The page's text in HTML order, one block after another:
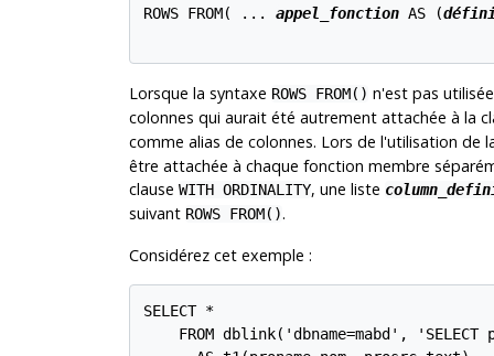
ROWS FROM( ... appel_fonction AS (
Lorsque la syntaxe ROWS FROM() n'est pas
colonnes qui aurait été autrement attachée à la
comme alias de colonnes. Lors de l'utilisation de
être attachée à chaque fonction membre
clause WITH ORDINALITY, une liste
suivant ROWS FROM().
Considérez cet exemple :
SELECT *
FROM dblink('dbname=mabd', 'SELECT